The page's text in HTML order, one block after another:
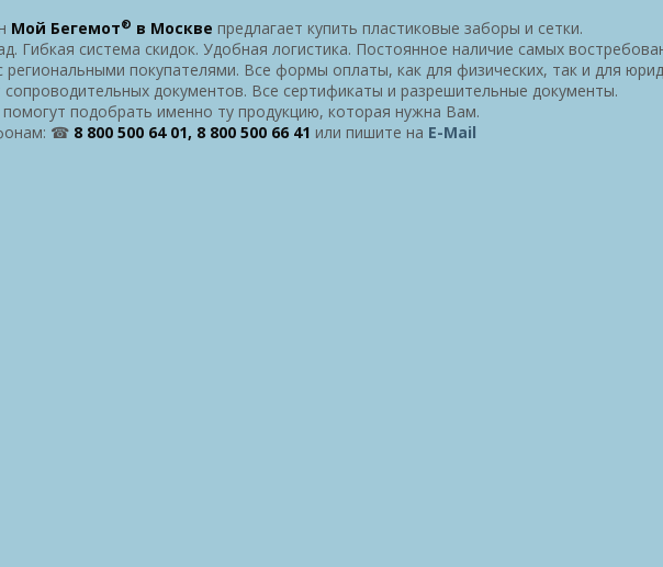
Мой Бегемот® в Москве предлагает купить пластиковые заборы и сетки.
Гибкая система скидок. Удобная логистика. Постоянное наличие самых
покупателями. Все формы оплаты, как для физических, так и для
документов. Все сертификаты и разрешительные документы.
подобрать именно ту продукцию, которая нужна Вам.
☎ 8 800 500 64 01, 8 800 500 66 41 или пишите на E-Mail